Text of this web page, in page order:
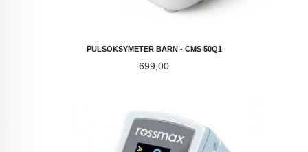
PULSOKSYMETER BARN - CMS 50Q1
Pris
699,00